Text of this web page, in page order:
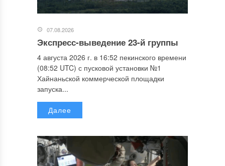
07.08.2026
Экспресс-выведение 23-й группы
4 августа 2026 г. в 16:52 пекинского времени
(08:52 UTC) с пусковой установки №1
Хайнаньской коммерческой площадки
запуска...
Далее